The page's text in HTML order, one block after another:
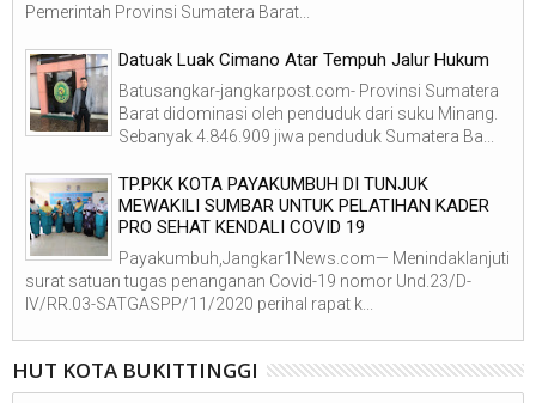
Pemerintah Provinsi Sumatera Barat...
Datuak Luak Cimano Atar Tempuh Jalur Hukum
Batusangkar-jangkarpost.com- Provinsi Sumatera
Barat didominasi oleh penduduk dari suku Minang.
Sebanyak 4.846.909 jiwa penduduk Sumatera Ba...
TP.PKK KOTA PAYAKUMBUH DI TUNJUK
MEWAKILI SUMBAR UNTUK PELATIHAN KADER
PRO SEHAT KENDALI COVID 19
Payakumbuh,Jangkar1News.com— Menindaklanjuti
surat satuan tugas penanganan Covid-19 nomor Und.23/D-
IV/RR.03-SATGASPP/11/2020 perihal rapat k...
HUT KOTA BUKITTINGGI